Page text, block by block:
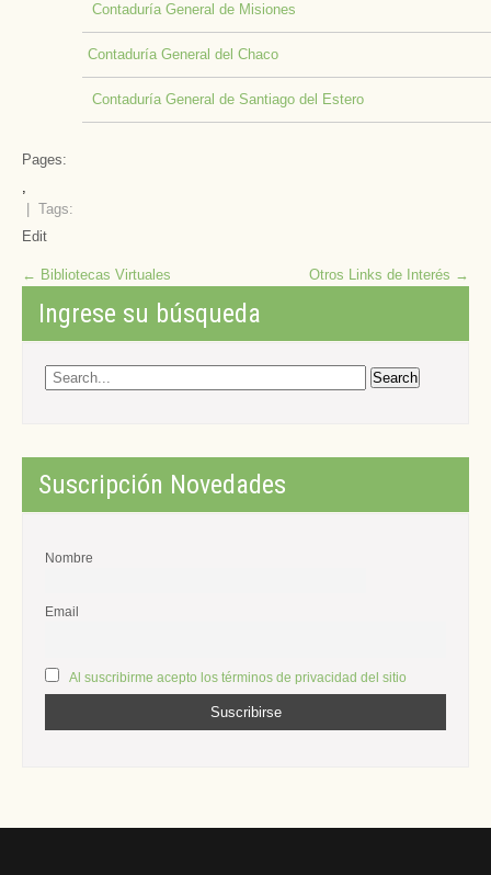
Contaduría General de Misiones
Contaduría General del Chaco
Contaduría General de Santiago del Estero
Pages:
,
| Tags:
Edit
Post
navigation
← Bibliotecas Virtuales Otros Links de Interés →
Ingrese su búsqueda
Suscripción Novedades
Nombre
Email
Al suscribirme acepto los términos de privacidad del sitio